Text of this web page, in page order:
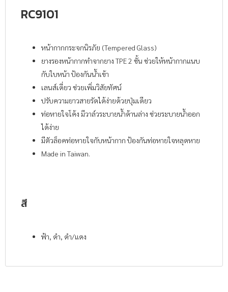
RC9101
หน้ากากกระจกนิรภัย (Tempered Glass)
ยางรองหน้ากากทำจากยาง TPE 2 ชั้น ช่วยให้หน้ากากแนบ
กับใบหน้า ป้องกันน้ำเข้า
เลนส์เดี่ยว ช่วยเพิ่มวิสัยทัศน์
ปรับความยาวสายรัดได้ง่ายด้วยปุ่มเดียว
ท่อหายใจโค้ง มีวาล์วระบายน้ำด้านล่าง ช่วยระบายน้ำออก
ได้ง่าย
มีตัวล็อคท่อหายใจกับหน้ากาก ป้องกันท่อหายใจหลุดหาย
Made in Taiwan.
สี
ฟ้า, ดำ, ดำ/แดง